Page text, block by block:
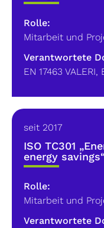
Rolle:
Mitarbeit und
Verantwortete
EN 17463 VALERI,
seit 2017
ISO TC301
energy
Rolle:
Mitarbeit und
Verantwortete